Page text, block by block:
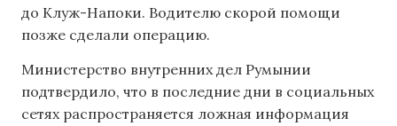
до Клуж-Напоки. Водителю скорой помощи
позже сделали операцию.
Министерство внутренних дел Румынии
подтвердило, что в последние дни в социальных
сетях распространяется ложная информация